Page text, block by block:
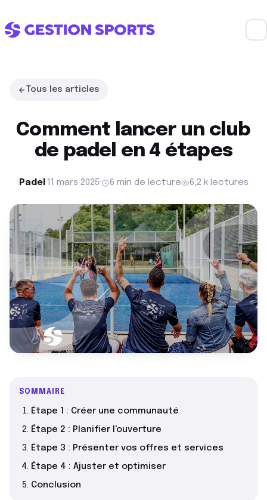
Tous les articles
Comment lancer un club
de padel en 4 étapes
Padel ·11 mars 2025· 6 min de lecture 6,2 k lectures
SOMMAIRE
Étape 1 : Créer une communauté
Étape 2 : Planifier l'ouverture
Étape 3 : Présenter vos offres et services
Étape 4 : Ajuster et optimiser
Conclusion